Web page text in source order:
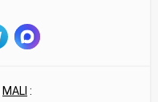
MALI :